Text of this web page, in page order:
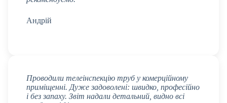
Андрій
Проводили телеінспекцію труб у комерційному
приміщенні. Дуже задоволені: швидко, професійно
і без запаху. Звіт надали детальний, видно всі